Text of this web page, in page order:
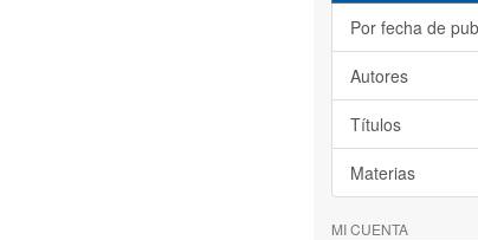
Por fecha de
Autores
Títulos
Materias
MI CUENTA